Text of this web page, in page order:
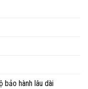
bảo hành lâu dài